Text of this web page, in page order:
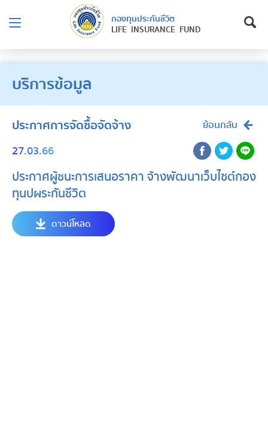
กองทุนประกันชีวิต
LIFE INSURANCE FUND
บริการข้อมูล
ประกาศการจัดซื้อจัดจ้าง ย้อนกลับ
27.03.66
ประกาศผู้ชนะการเสนอราคา จ้างพัฒนาเว็บไซต์กอง
ทุนปผระกันชีวิต
ดาวน์โหลด